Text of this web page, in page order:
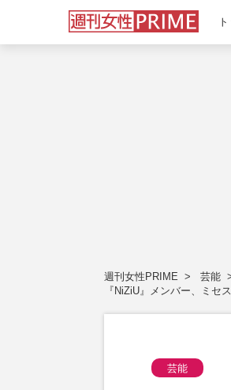
週刊女性PRIME 芸能
『NiZiU』メンバー、ミセ
芸能